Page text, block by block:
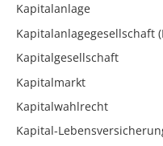
Kapitalanlage
Kapitalanlagegesellschaft
Kapitalgesellschaft
Kapitalmarkt
Kapitalwahlrecht
Kapital-